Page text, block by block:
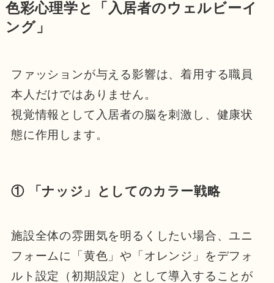
色彩心理学と「入居者のウェルビーイ
ング」
ファッションが与える影響は、着用する職員
本人だけではありません。
視覚情報として入居者の脳を刺激し、健康状
態に作用します。
① 「ナッジ」としてのカラー戦略
施設全体の雰囲気を明るくしたい場合、ユニ
フォームに「黄色」や「オレンジ」をデフォ
ルト設定（初期設定）として導入することが